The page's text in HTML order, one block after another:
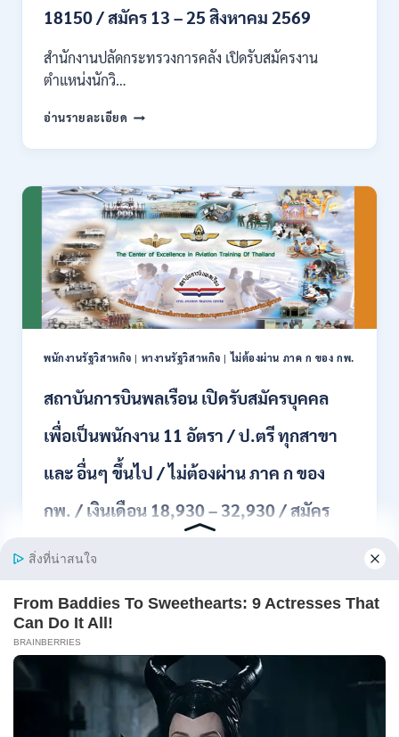
ทุก
อื่นๆ
ผ่าน
สมัคร
ได้
/
เงิน
เดือน
สูงสุด
23,600
/
ONLINE
13
ส.ค.
18150 / สมัคร 13 – 25 สิงหาคม 2569
สำนักงานปลัดกระทรวงการคลัง เปิดรับสมัครงาน
ตำแหน่งนักวิ…
อ่านรายละเอียด กระทรวง
คลัง
รับ
สมัคร
งาน
ป.ตรี
หลาย
สาขา
/
ไม่
ต้อง
ภาค
/
เดือน
/
13
พนักงานรัฐวิสาหกิจ | หางานรัฐวิสาหกิจ |ไม่ต้องผ่าน ภาค ก ของ กพ.
สถาบันการบินพลเรือน เปิดรับสมัครบุคคล
เพื่อเป็นพนักงาน 11 อัตรา / ป.ตรี ทุกสาขา
และ อื่นๆ ขึ้นไป / ไม่ต้องผ่าน ภาค ก ของ
กพ. / เงินเดือน 18,930 – 32,930 / สมัคร
ทางออนไลน์ 27 ก.ค.- 10 ส.ค. 2569
พนักง…
อ่านรายละเอียด
การ
บิน
พลเรือน
เปิด
Next